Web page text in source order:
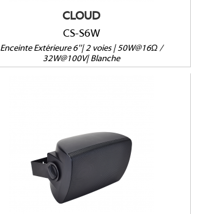
CLOUD
CS-S6W
Enceinte Extérieure 6''| 2 voies | 50W@16Ω /
32W@100V| Blanche
CS-S4B
16Ω/100V/70V/25V